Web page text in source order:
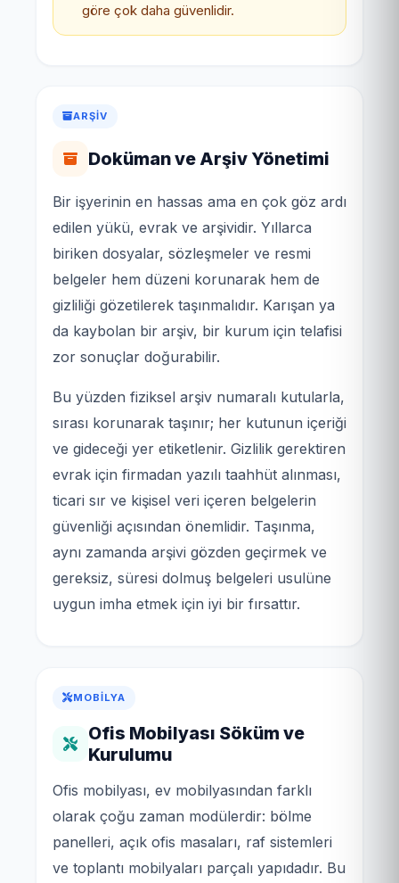
göre çok daha güvenlidir.
ARŞIV
Doküman ve Arşiv Yönetimi
Bir işyerinin en hassas ama en çok göz ardı
edilen yükü, evrak ve arşividir. Yıllarca
biriken dosyalar, sözleşmeler ve resmi
belgeler hem düzeni korunarak hem de
gizliliği gözetilerek taşınmalıdır. Karışan ya
da kaybolan bir arşiv, bir kurum için telafisi
zor sonuçlar doğurabilir.
Bu yüzden fiziksel arşiv numaralı kutularla,
sırası korunarak taşınır; her kutunun içeriği
ve gideceği yer etiketlenir. Gizlilik gerektiren
evrak için firmadan yazılı taahhüt alınması,
ticari sır ve kişisel veri içeren belgelerin
güvenliği açısından önemlidir. Taşınma,
aynı zamanda arşivi gözden geçirmek ve
gereksiz, süresi dolmuş belgeleri usulüne
uygun imha etmek için iyi bir fırsattır.
MOBILYA
Ofis Mobilyası Söküm ve
Kurulumu
Ofis mobilyası, ev mobilyasından farklı
olarak çoğu zaman modülerdir: bölme
panelleri, açık ofis masaları, raf sistemleri
ve toplantı mobilyaları parçalı yapıdadır. Bu